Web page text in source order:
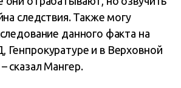
следствия. Также могу
данного факта на
Генпрокуратуре и в Верховной
сказал Мангер.